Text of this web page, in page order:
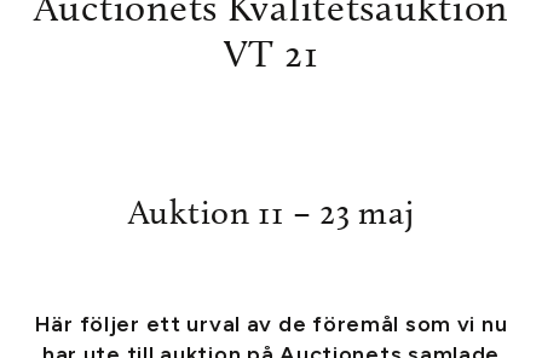
VT 21
Auktion 11 – 23 maj
Här följer ett urval av de föremål som vi nu